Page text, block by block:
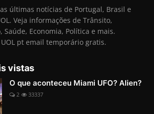
últimas notícias de Portugal, Brasil e
Veja informações de Trânsito,
Saúde, Economia, Política e mais.
pt email temporário gratis.
vistas
O que aconteceu Miami UFO? Alien?
2 33337